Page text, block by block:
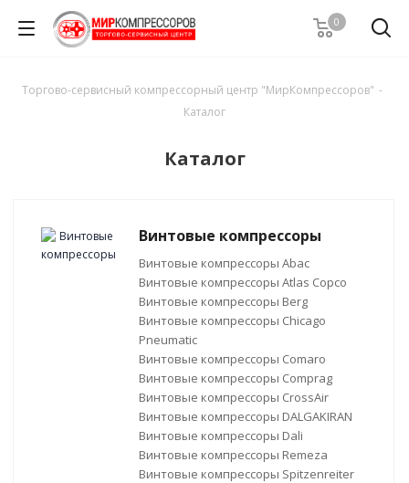
0
Торгово-сервисный компрессорный центр "МирКомпрессоров" -
Каталог
Каталог
Винтовые компрессоры
Винтовые компрессоры Abac
Винтовые компрессоры Atlas Copco
Винтовые компрессоры Berg
Винтовые компрессоры Chicago
Pneumatic
Винтовые компрессоры Comaro
Винтовые компрессоры Comprag
Винтовые компрессоры CrossAir
Винтовые компрессоры DALGAKIRAN
Винтовые компрессоры Dali
Винтовые компрессоры Remeza
Винтовые компрессоры Spitzenreiter